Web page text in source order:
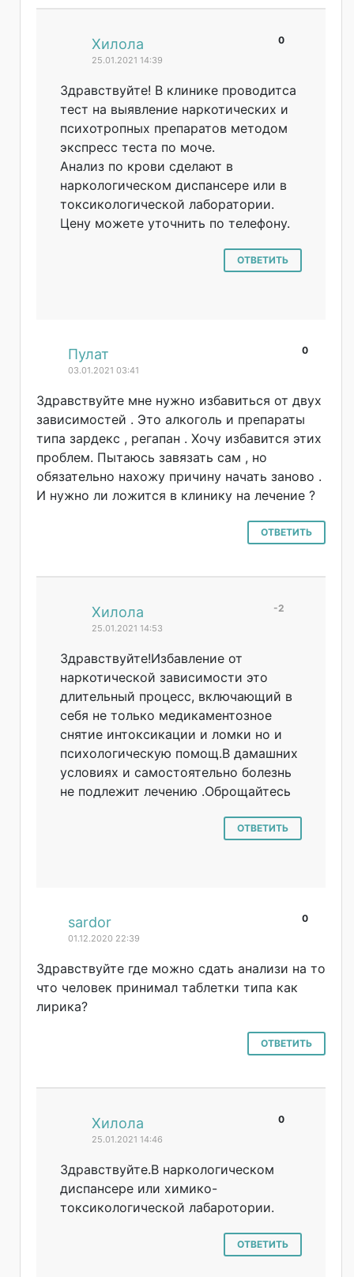
0
Хилола
25.01.2021 14:39
Здравствуйте! В клинике проводитса
тест на выявление наркотических и
психотропных препаратов методом
экспресс теста по моче.
Анализ по крови сделают в
наркологическом диспансере или в
токсикологической лаборатории.
Цену можете уточнить по телефону.
ОТВЕТИТЬ
0
Пулат
03.01.2021 03:41
Здравствуйте мне нужно избавиться от двух
зависимостей . Это алкоголь и препараты
типа зардекс , регапан . Хочу избавится этих
проблем. Пытаюсь завязать сам , но
обязательно нахожу причину начать заново .
И нужно ли ложится в клинику на лечение ?
ОТВЕТИТЬ
-2
Хилола
25.01.2021 14:53
Здравствуйте!Избавление от
наркотической зависимости это
длительный процесс, включающий в
себя не только медикаментозное
снятие интоксикации и ломки но и
психологическую помощ.В дамашних
условиях и самостоятельно болезнь
не подлежит лечению .Оброщайтесь
ОТВЕТИТЬ
0
sardor
01.12.2020 22:39
Здравствуйте где можно сдать анализи на то
что человек принимал таблетки типа как
лирика?
ОТВЕТИТЬ
0
Хилола
25.01.2021 14:46
Здравствуйте.В наркологическом
диспансере или химико-
токсикологической лабаротории.
ОТВЕТИТЬ